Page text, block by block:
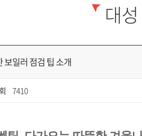
대
일러 점검 팁 소개
7410